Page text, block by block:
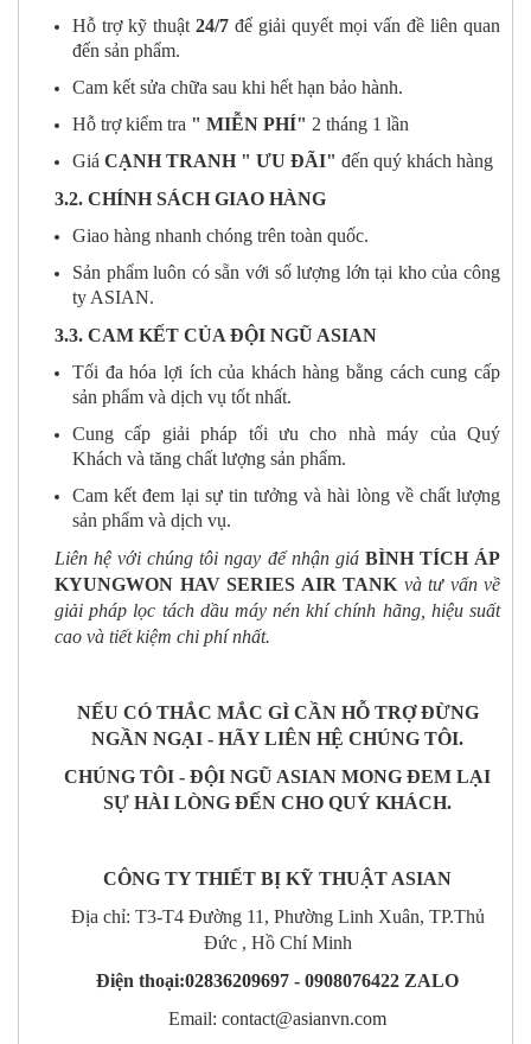
Hỗ trợ kỹ thuật 24/7 để giải quyết mọi vấn đề liên quan
đến sản phẩm.
Cam kết sửa chữa sau khi hết hạn bảo hành.
Hỗ trợ kiểm tra " MIỄN PHÍ" 2 tháng 1 lần
Giá CẠNH TRANH " ƯU ĐÃI" đến quý khách hàng
3.2. CHÍNH SÁCH GIAO HÀNG
Giao hàng nhanh chóng trên toàn quốc.
Sản phẩm luôn có sẵn với số lượng lớn tại kho của công
ty ASIAN.
3.3. CAM KẾT CỦA ĐỘI NGŨ ASIAN
Tối đa hóa lợi ích của khách hàng bằng cách cung cấp
sản phẩm và dịch vụ tốt nhất.
Cung cấp giải pháp tối ưu cho nhà máy của Quý
Khách và tăng chất lượng sản phẩm.
Cam kết đem lại sự tin tưởng và hài lòng về chất lượng
sản phẩm và dịch vụ.
Liên hệ với chúng tôi ngay để nhận giá BÌNH TÍCH ÁP
KYUNGWON HAV SERIES AIR TANK và tư vấn về
giải pháp lọc tách dầu máy nén khí chính hãng, hiệu suất
cao và tiết kiệm chi phí nhất.
NẾU CÓ THẮC MẮC GÌ CẦN HỖ TRỢ ĐỪNG
NGẦN NGẠI - HÃY LIÊN HỆ CHÚNG TÔI.
CHÚNG TÔI - ĐỘI NGŨ ASIAN MONG ĐEM LẠI
SỰ HÀI LÒNG ĐẾN CHO QUÝ KHÁCH.
CÔNG TY THIẾT BỊ KỸ THUẬT ASIAN
Địa chỉ: T3-T4 Đường 11, Phường Linh Xuân, TP.Thủ
Đức , Hồ Chí Minh
Điện thoại:02836209697 - 0908076422 ZALO
Email: contact@asianvn.com